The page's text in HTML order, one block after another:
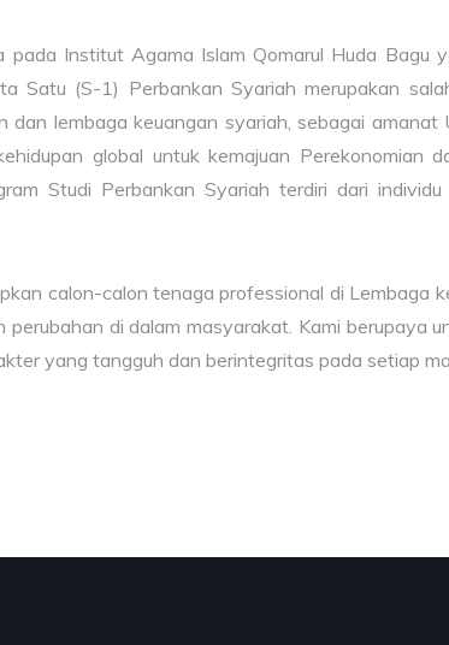
Institut Agama Islam Qomarul Huda Bagu
Satu (S-1) Perbankan Syariah merupakan
lembaga keuangan syariah, sebagai amanat
global untuk kemajuan Perekonomian
Studi Perbankan Syariah terdiri dari
calon-calon tenaga professional di Lembaga
di dalam masyarakat. Kami berupaya
yang tangguh dan ‎berintegritas pada setiap